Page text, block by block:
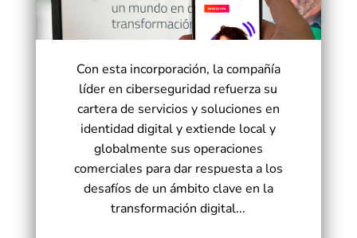
Con esta incorporación, la compañía
líder en ciberseguridad refuerza su
cartera de servicios y soluciones en
identidad digital y extiende local y
globalmente sus operaciones
comerciales para dar respuesta a los
desafíos de un ámbito clave en la
transformación digital...